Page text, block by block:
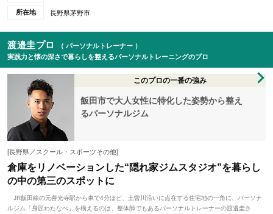
所在地 長野県茅野市
渡邉圭プロ
（ パーソナルトレーナー ）
実践力と懐の深さで暮らしを整えるパーソナルトレーニングのプロ
このプロの一番の強み
飯田市で大人女性に特化した姿勢から整え
るパーソナルジム
[長野県／スクール・スポーツその他]
倉庫をリノベーションした“隠れ家ジムスタジオ”を暮らし
の中の第三のスポットに
JR飯田線の元善光寺駅から車で4分ほど、土曽川沿いに点在する住宅地の一角に、パーソナ
ルジム「身匠わたなべ」を構えるのは、整体師でもあるパーソナルトレーナーの渡邉圭さ